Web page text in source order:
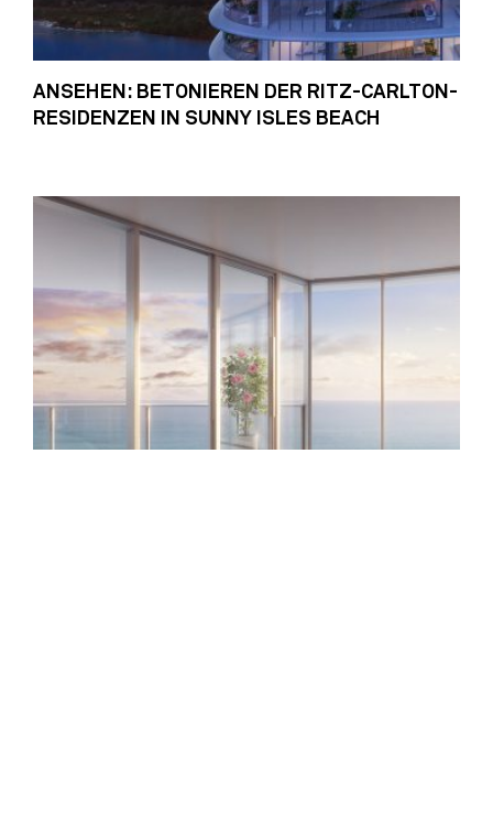
ANSEHEN: BETONIEREN DER RITZ-CARLTON-
RESIDENZEN IN SUNNY ISLES BEACH